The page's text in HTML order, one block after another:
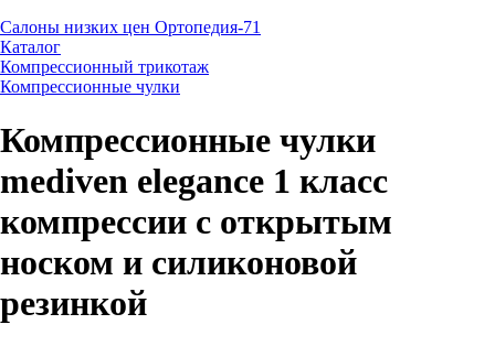
Салоны низких цен Ортопедия-71
Каталог
Компрессионный трикотаж
Компрессионные чулки
Компрессионные чулки
mediven elegance 1 класс
компрессии с открытым
носком и силиконовой
резинкой